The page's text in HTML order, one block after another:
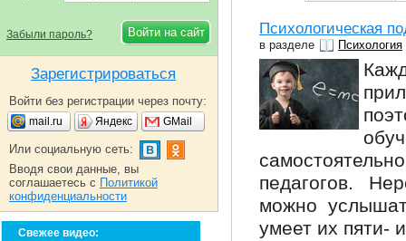
Психологическая
в разделе Психология
педагогов.
можно
умеет их пяти-
Забыли пароль?
Зарегистрироваться
Войти без регистрации через почту:
mail.ru Яндекс GMail
Или социальную сеть:
Вводя свои данные, вы
соглашаетесь с Политикой
конфиденциальности
Свежее видео: